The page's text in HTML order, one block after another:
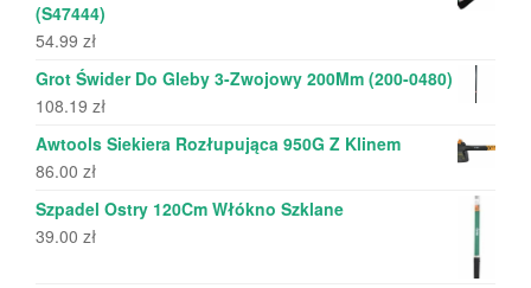
(S47444)
54.99 zł
Grot Świder Do Gleby 3-Zwojowy 200Mm (200-0480)
108.19 zł
Awtools Siekiera Rozłupująca 950G Z Klinem
86.00 zł
Szpadel Ostry 120Cm Włókno Szklane
39.00 zł